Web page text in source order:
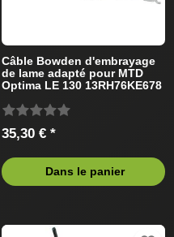
Câble Bowden d'embrayage
de lame adapté pour MTD
Optima LE 130 13RH76KE678
35,30 € *
Dans le panier